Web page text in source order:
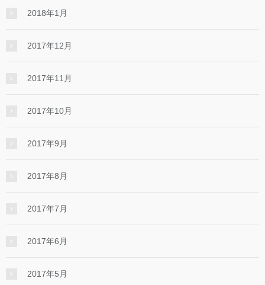
2018年1月
2017年12月
2017年11月
2017年10月
2017年9月
2017年8月
2017年7月
2017年6月
2017年5月